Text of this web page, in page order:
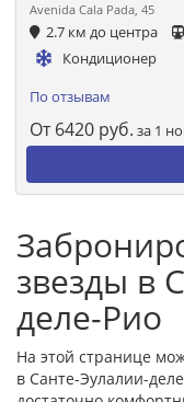
Avenida Cala Pada, 45
2.7 км до центра
Кондиционер
По отзывам
От 6420 руб. за 1
звезды в
деле-Рио
На этой странице
в Санте-Эулалии-